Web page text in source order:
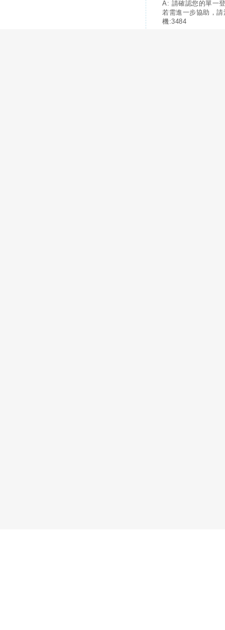
A: 請確認您的單一
若需進一步協助，
機:3484